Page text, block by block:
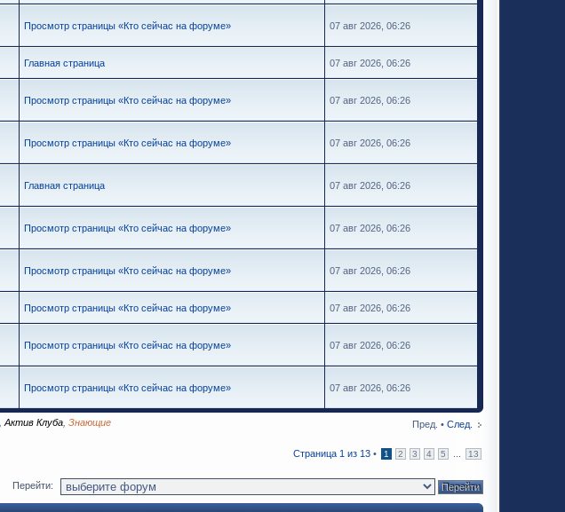
Просмотр страницы «Кто сейчас на форуме» 07 авг 2026, 06:26
Главная страница 07 авг 2026, 06:26
Просмотр страницы «Кто сейчас на форуме» 07 авг 2026, 06:26
Просмотр страницы «Кто сейчас на форуме» 07 авг 2026, 06:26
Главная страница 07 авг 2026, 06:26
Просмотр страницы «Кто сейчас на форуме» 07 авг 2026, 06:26
Просмотр страницы «Кто сейчас на форуме» 07 авг 2026, 06:26
Просмотр страницы «Кто сейчас на форуме» 07 авг 2026, 06:26
Просмотр страницы «Кто сейчас на форуме» 07 авг 2026, 06:26
Просмотр страницы «Кто сейчас на форуме» 07 авг 2026, 06:26
Пред. • След.
Актив Клуба Знающие
Страница 1 из 13 • 1 2 3 4 5 13
Перейти: